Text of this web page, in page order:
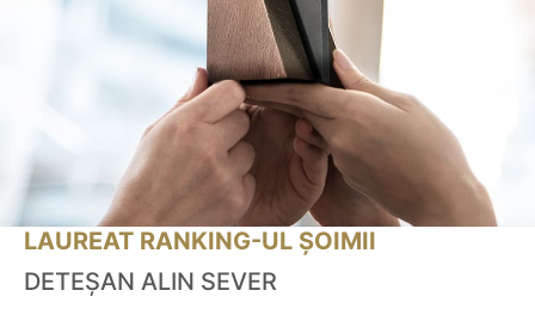
LAUREAT RANKING-UL ȘOIMII
DETEŞAN ALIN SEVER